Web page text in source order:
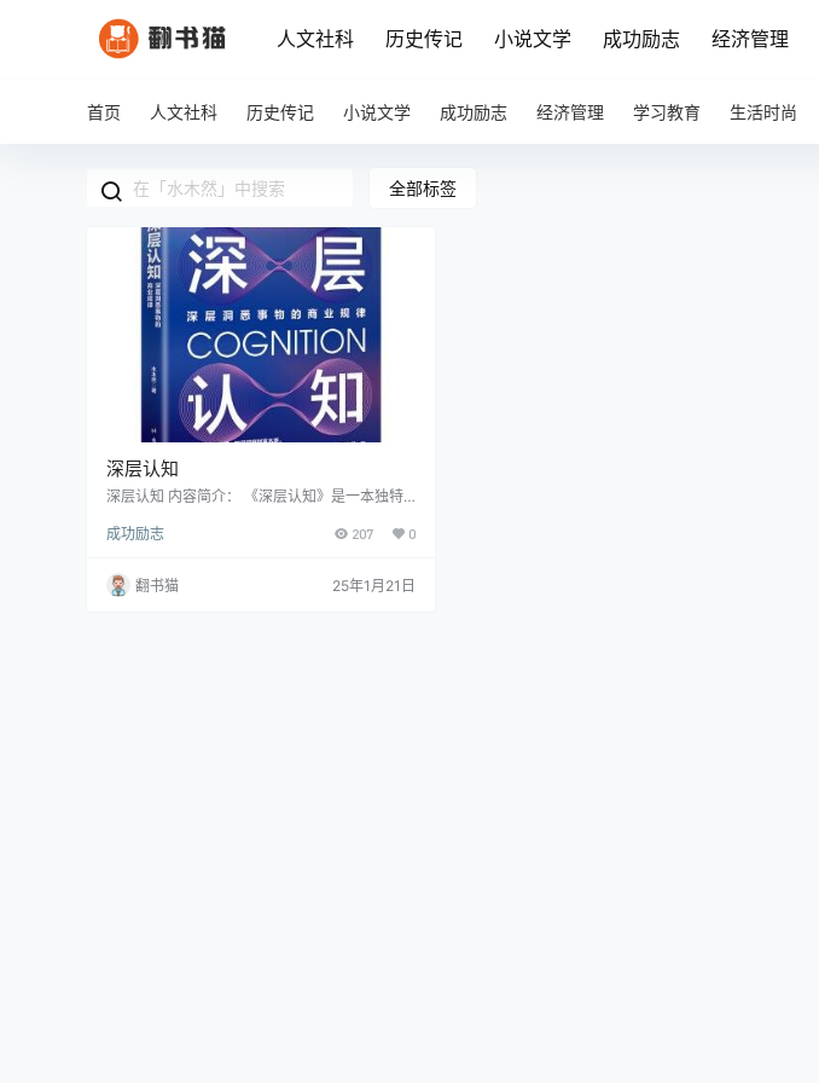
人文社科 历史传记 小说文学 成功励志 经济管理
首页 人文社科 历史传记 小说文学 成功励志 经济管理 学习教育 生活时尚
全部标签
深层认知
深层认知 内容简介： 《深层认知》是一本独特
的内在逻辑，从而深入理解商业本质。这本书直
活中，我们常常遇到这样的困惑：明明看到了机
会却总是与之擦肩而过，拥有丰富的知识储备却
成功励志 207 0
翻书猫 25年1月21日